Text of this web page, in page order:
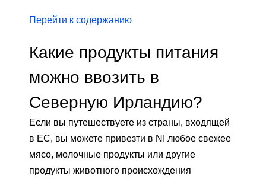
Перейти к содержанию
Какие продукты питания
можно ввозить в
Северную Ирландию?
Если вы путешествуете из страны, входящей
в ЕС, вы можете привезти в NI любое свежее
мясо, молочные продукты или другие
продукты животного происхождения